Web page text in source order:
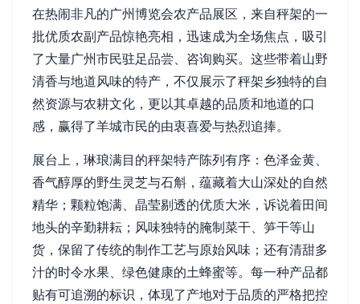
在热闹非凡的广州博览会农产品展区，来自秤架的一
批优质农副产品惊艳亮相，迅速成为全场焦点，吸引
了大量广州市民驻足品尝、咨询购买。这些带着山野
清香与地道风味的特产，不仅展示了秤架乡独特的自
然资源与农耕文化，更以其卓越的品质和地道的口
感，赢得了羊城市民的由衷喜爱与热烈追捧。
展台上，琳琅满目的秤架特产陈列有序：色泽金黄、
香气醇厚的野生灵芝与石斛，蕴藏着大山深处的自然
精华；颗粒饱满、晶莹剔透的优质大米，诉说着田间
地头的辛勤耕耘；风味独特的腌制菜干、笋干等山
货，保留了传统的制作工艺与原始风味；还有清甜多
汁的时令水果、绿色健康的土蜂蜜等。每一种产品都
贴有可追溯的标识，体现了产地对于品质的严格把控